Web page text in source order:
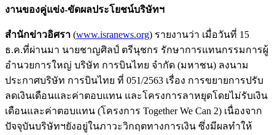
งานของคู่แข่ง-ขัดผลประโยชน์บริษัทฯ
สำนักข่าวอิศรา (www.isranews.org) รายงานว่า เมื่อวันที่ 15
ธ.ค.ที่ผ่านมา นายชาญศิลป์ ตรีนุชกร รักษาการแทนกรรมการผู้
อำนวยการใหญ่ บริษัท การบินไทย จำกัด (มหาชน) ลงนาม
ประกาศบริษัท การบินไทย ที่ 051/2563 เรื่อง การขยายการปรับ
ลดเงินเดือนและค่าตอบแทน และโครงการลาหยุดโดยไม่รับเงิน
เดือนและค่าตอบแทน (โครงการ Together We Can 2) เนื่องจาก
ปัจจุบันบริษัทฯยังอยู่ในภาวะวิกฤตทางการเงิน ซึ่งมีผลทำให้